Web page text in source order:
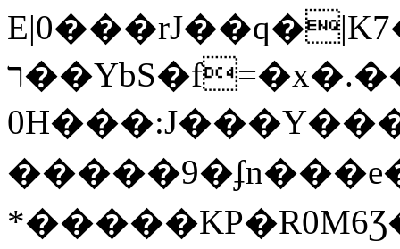
ר��YbS�f=�x�.��ZҮ٭�f ?